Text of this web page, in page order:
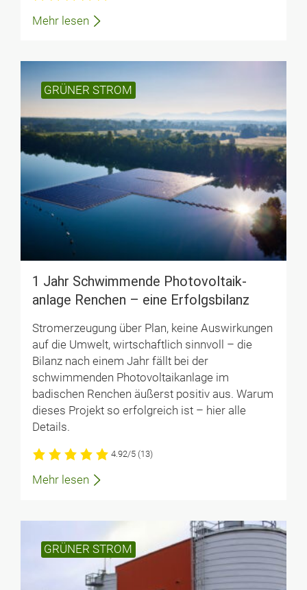
Mehr lesen
GRÜNER STROM
1 Jahr Schwim­mende Photo­voltaik­
anlage Renchen – eine Erfolgs­bilanz
Stromerzeugung über Plan, keine Auswirkungen
auf die Umwelt, wirtschaftlich sinnvoll – die
Bilanz nach einem Jahr fällt bei der
schwimmenden Photovoltaikanlage im
badischen Renchen äußerst positiv aus. Warum
dieses Projekt so erfolgreich ist – hier alle
Details.
4.92/5 (13)
Mehr lesen
GRÜNER STROM